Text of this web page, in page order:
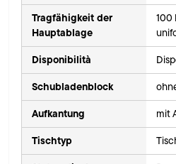
Tragfähigkeit der
Hauptablage
100
Disponibilità
Schubladenblock
Aufkantung mit
Tischtyp